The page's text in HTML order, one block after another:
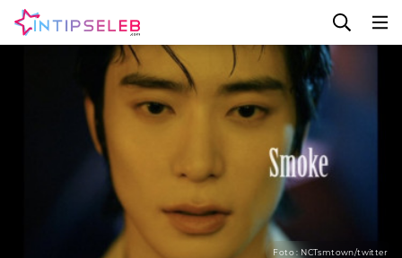
Foto : NCTsmtown/twitter